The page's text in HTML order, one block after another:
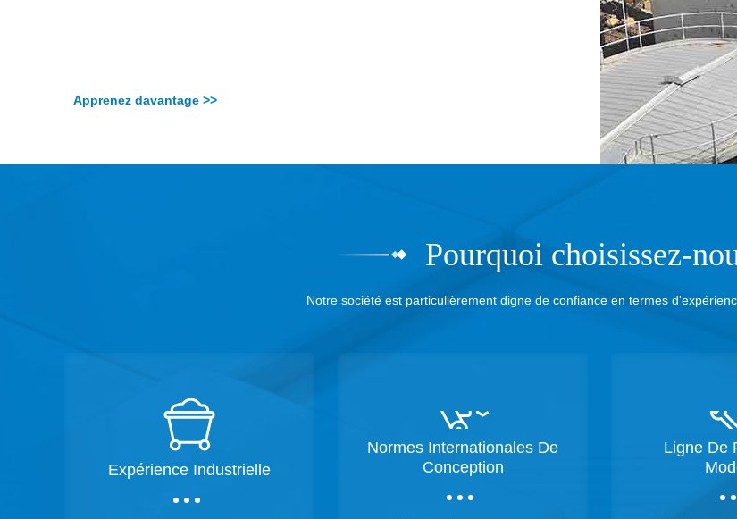
Apprenez davantage >>
Pourquoi choisissez-
Notre société est particulièrement digne de confiance en termes
Expérience Industrielle
Normes Internationales De
Conception
Ligne De